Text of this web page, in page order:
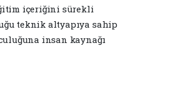
içeriğini sürekli
teknik altyapıya sahip
insan kaynağı